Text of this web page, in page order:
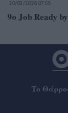
20/03/2026 07:55
9ο Job Ready
Το